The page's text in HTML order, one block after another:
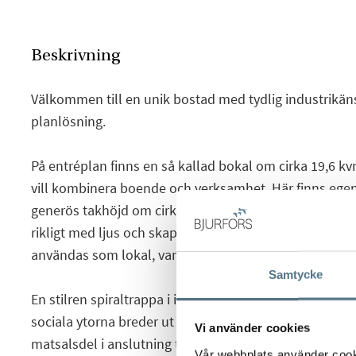
Samtycke
Vi använder cookies
Beskrivning
Välkommen till en unik bostad med tydlig
planlösning.
På entréplan finns en så kallad bokal om cirka 19,6
vill kombinera boende och verksamhet. Här finns
generös takhöjd om cirka 3,4 meter samt ett stort
rikligt med ljus och skapar en luftig känsla. Rummet
användas som lokal, vardagsrum eller sovrum.
En stilren spiraltrappa i industriell design leder upp
sociala ytorna breder ut sig. Här möts du av ett öppet
matsalsdel i anslutning till köket, som erbjuder gott